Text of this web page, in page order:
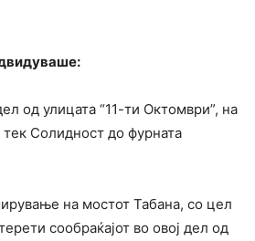
од улицата “11-ти Октомври”, на
Солидност до фурната
на мостот Табана, со цел
сообраќајот во овој дел од